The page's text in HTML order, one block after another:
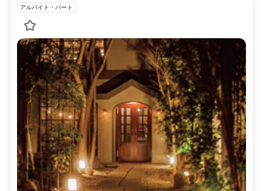
アルバイト・パート